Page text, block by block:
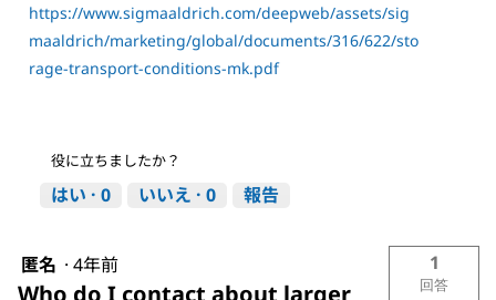
https://www.sigmaaldrich.com/deepweb/assets/sig
maaldrich/marketing/global/documents/316/622/sto
rage-transport-conditions-mk.pdf
役に立ちましたか？
はい · 0 いいえ · 0 報告
匿名 · 4年前 1
回答